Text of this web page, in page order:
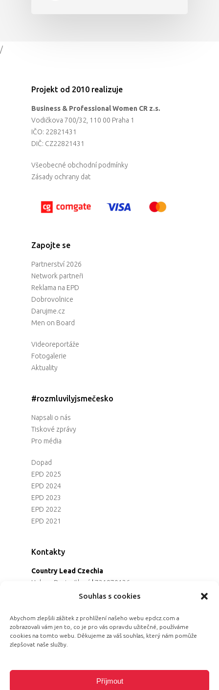
Souhlas s cookies
Abychom zlepšili zážitek z prohlížení našeho webu epdcz.com a
zobrazovali vám jen to, co je pro vás opravdu užitečné, používáme
cookies na tomto webu. Děkujeme za váš souhlas, který nám pomůže
zlepšovat naše služby.
Příjmout
/
Projekt od 2010 realizuje
Business & Professional Women CR z.s.
Vodičkova 700/32, 110 00 Praha 1
IČO: 22821431
DIČ: CZ22821431
Všeobecné obchodní podmínky
Zásady ochrany dat
Zapojte se
Partnerství 2026
Network partneři
Reklama na EPD
Dobrovolnice
Darujme.cz
Men on Board
Videoreportáže
Fotogalerie
Aktuality
#rozmluvilyjsmečesko
Napsali o nás
Tiskové zprávy
Pro média
Dopad
EPD 2025
EPD 2024
EPD 2023
EPD 2022
EPD 2021
Kontakty
Country Lead Czechia
Helena Dreiseitlová | 731970136
Koordinátorka projektu
Programová ředitelka
Jana Černoušková |607782535
Partnerství & fundraising